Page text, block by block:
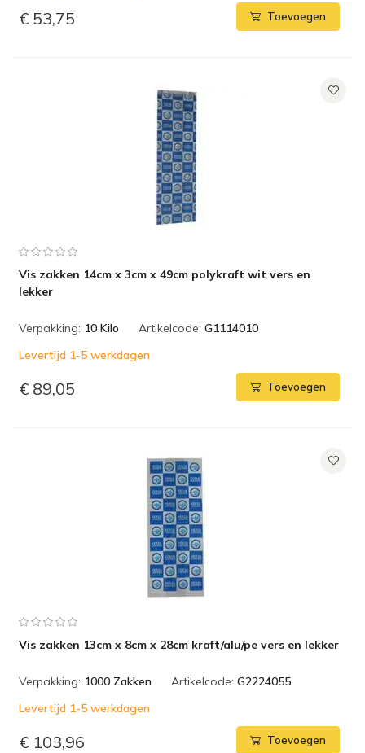
€ 53,75 Toevoegen
Vis zakken 14cm x 3cm x 49cm polykraft wit vers en
lekker
Verpakking: 10 Kilo Artikelcode: G1114010
Levertijd 1-5 werkdagen
€ 89,05 Toevoegen
Vis zakken 13cm x 8cm x 28cm kraft/alu/pe vers en lekker
Verpakking: 1000 Zakken Artikelcode: G2224055
Levertijd 1-5 werkdagen
€ 103,96 Toevoegen